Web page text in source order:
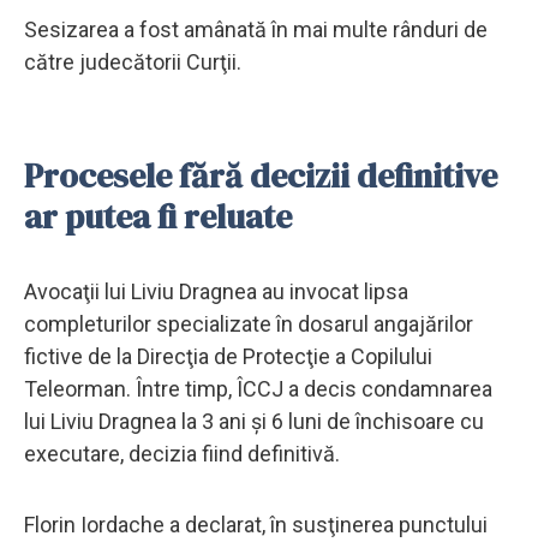
Sesizarea a fost amânată în mai multe rânduri de
către judecătorii Curţii.
Procesele fără decizii definitive
ar putea fi reluate
Avocaţii lui Liviu Dragnea au invocat lipsa
completurilor specializate în dosarul angajărilor
fictive de la Direcţia de Protecţie a Copilului
Teleorman. Între timp, ÎCCJ a decis condamnarea
lui Liviu Dragnea la 3 ani şi 6 luni de închisoare cu
executare, decizia fiind definitivă.
Florin Iordache a declarat, în susţinerea punctului